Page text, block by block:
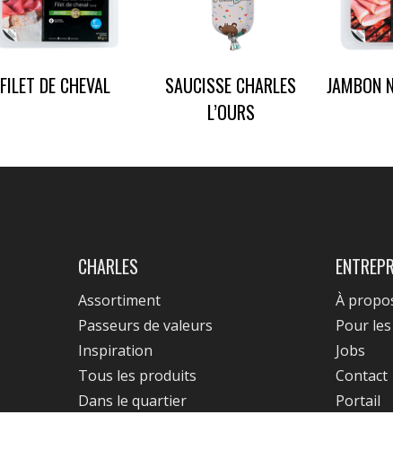
FILET DE CHEVAL
SAUCISSE CHARLES
L’OURS
JAMBON
CHARLES
Assortiment
Passeurs de valeurs
Inspiration
Tous les produits
Dans le quartier
À
Pour
Jobs
Contact
Portail